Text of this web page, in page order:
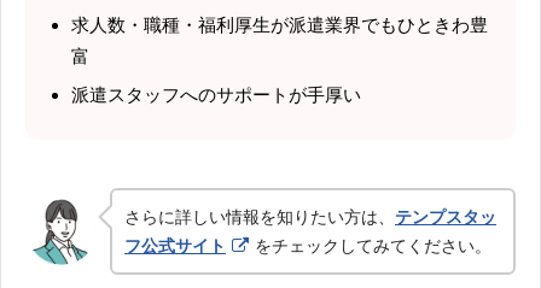
求人数・職種・福利厚生が派遣業界でもひときわ豊
富
派遣スタッフへのサポートが手厚い
さらに詳しい情報を知りたい方は、 テンプスタッ
フ公式サイト
をチェックしてみてください。